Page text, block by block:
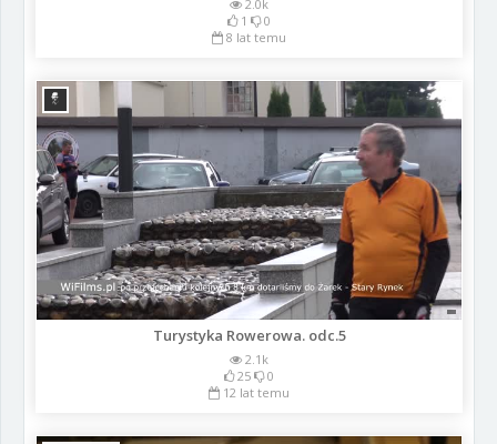
2.0k
1
0
8 lat temu
Turystyka Rowerowa. odc.5
2.1k
25
0
12 lat temu